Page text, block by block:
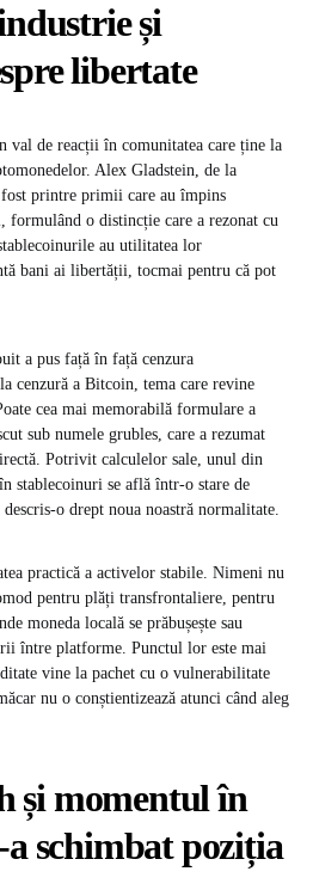
și
libertate
val de reacții în comunitatea care ține la
Alex Gladstein, de la
printre primii care au împins
formulând o distincție care a rezonat cu
au utilitatea lor
bani ai libertății, tocmai pentru că pot
a pus față în față cenzura
cenzură a Bitcoin, tema care revine
cea mai memorabilă formulare a
sub numele grubles, care a rezumat
Potrivit calculelor sale, unul din
stablecoinuri se află într-o stare de
o drept noua noastră normalitate.
practică a activelor stabile. Nimeni nu
pentru plăți transfrontaliere, pentru
moneda locală se prăbușește sau
între platforme. Punctul lor este mai
vine la pachet cu o vulnerabilitate
nu o conștientizează atunci când aleg
și momentul în
a schimbat poziția